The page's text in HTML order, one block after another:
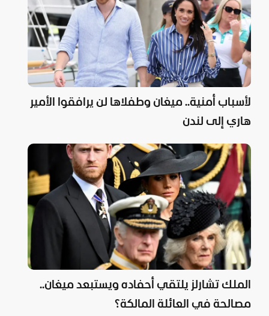
لأسباب أمنية.. ميغان وطفلاها لن يرافقوا الأمير
هاري إلى لندن
الملك تشارلز يلتقي أحفاده ويستبعد ميغان..
مصالحة في العائلة المالكة؟